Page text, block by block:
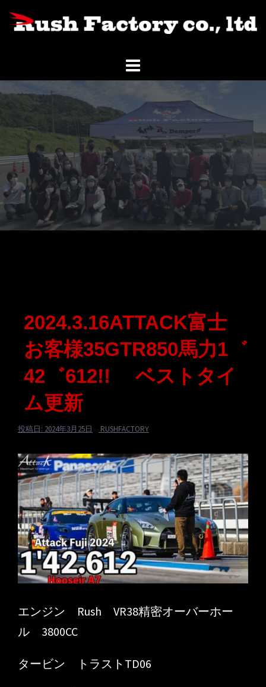
コ
ツ
ス
ッ
プ
2024.3.16ATTACK富士
お客様35GTR850馬力1゛
42゛612!! ベストタイ
ム更新
投稿日: 2024年3月25日 RUSHFACTORY
エンジン Rush VR38精密オーバーホー
ル 3800CC
タービン トラストTD06